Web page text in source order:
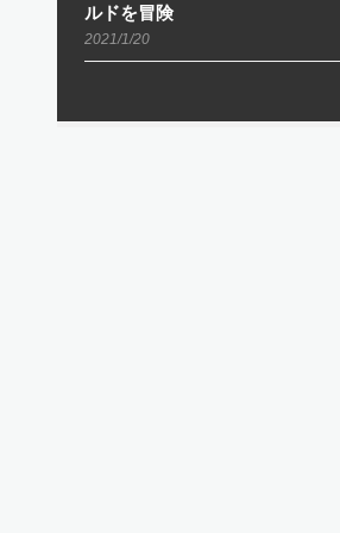
ルドを冒険
2021/1/20